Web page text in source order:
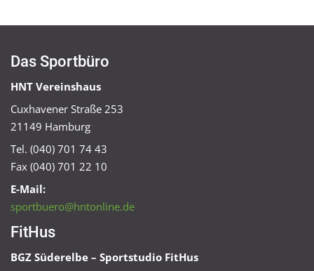
Das Sportbüro
HNT Vereinshaus
Cuxhavener Straße 253
21149 Hamburg
Tel. (040) 701 74 43
Fax (040) 701 22 10
E-Mail:
sportbuero@hntonline.de
FitHus
BGZ Süderelbe – Sportstudio FitHus